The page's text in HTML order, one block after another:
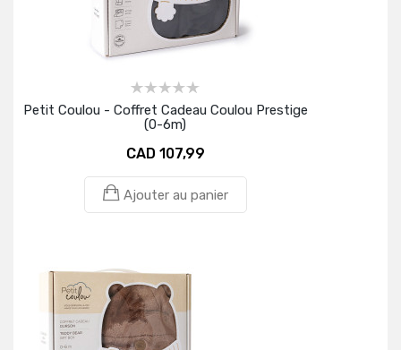
Petit Coulou - Coffret Cadeau Coulou Prestige
(0-6m)
CAD 107,99
Ajouter au panier